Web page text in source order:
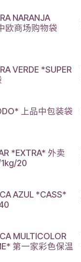
NARANJA
欧商场购物袋
VERDE *SUPER
上品中包装袋
*EXTRA* 外卖
20
AZUL *CASS*
MULTICOLOR
第一家彩色保温